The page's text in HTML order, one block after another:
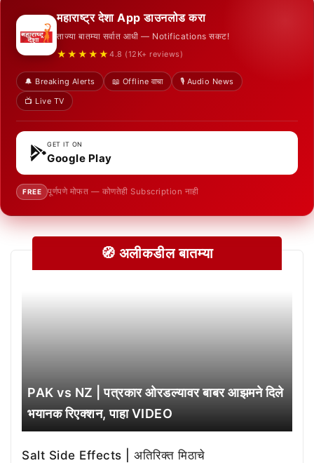
महाराष्ट्र देशा App डाउनलोड करा
ताज्या बातम्या सर्वात आधी — Notifications सकट!
★★★★★ 4.8 (12K+ reviews)
🔔 Breaking Alerts 📖 Offline वाचा
🎙️ Audio News
📺 Live TV
GET IT ON
Google Play
FREE पूर्णपणे मोफत — कोणतेही Subscription नाही
🧭 अलीकडील बातम्या
PAK vs NZ | पत्रकार ओरडल्यावर बाबर आझमने दिले
भयानक रिएक्शन, पाहा VIDEO
Salt Side Effects | अतिरिक्त मिठाचे